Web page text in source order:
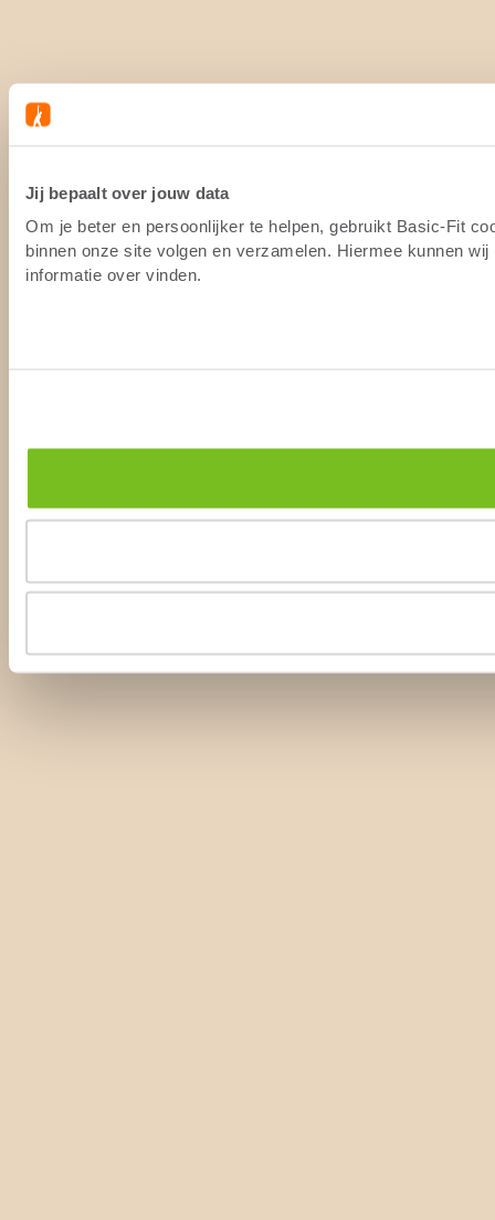
Jij bepaalt over jouw data
Om je beter en persoonlijker te helpen, gebruikt Basic-Fit
binnen onze site volgen en verzamelen. Hiermee kunnen
informatie over vinden.